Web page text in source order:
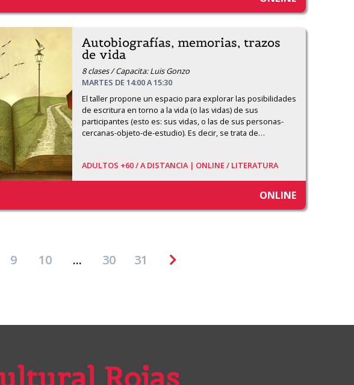
Autobiografías, memorias, trazos
de vida
8 clases / Capacita: Luis Gonzo
MARTES DE 14:00 A 15:30
El taller propone un espacio para explorar las posibilidades
de escritura en torno a la vida (o las vidas) de sus
participantes (esto es: sus vidas, o las de sus personas-
cercanas-objeto-de-estudio). Es decir, se trata de…
ADULTOS +60 /A DISTANCIA | ONLINE / LITERATURA
ONLINE
9 10 ... 30 31
Rojas